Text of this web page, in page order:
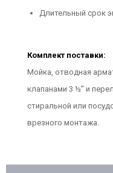
Длительный срок
Комплект поставки:
Мойка, отводная
клапанами 3 ½" и
стиральной или
врезного монтажа.